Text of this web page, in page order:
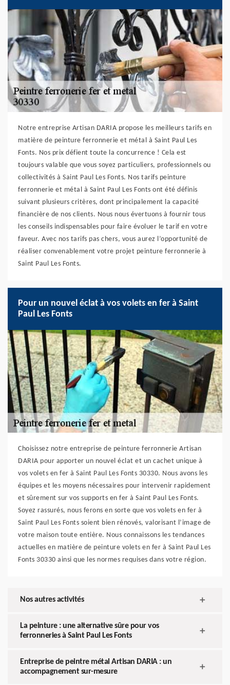
Notre entreprise Artisan DARIA propose les meilleurs tarifs en
matière de peinture ferronnerie et métal à Saint Paul Les
Fonts. Nos prix défient toute la concurrence ! Cela est
toujours valable que vous soyez particuliers, professionnels ou
collectivités à Saint Paul Les Fonts. Nos tarifs peinture
ferronnerie et métal à Saint Paul Les Fonts ont été définis
suivant plusieurs critères, dont principalement la capacité
financière de nos clients. Nous nous évertuons à fournir tous
les conseils indispensables pour faire évoluer le tarif en votre
faveur. Avec nos tarifs pas chers, vous aurez l’opportunité de
réaliser convenablement votre projet peinture ferronnerie à
Saint Paul Les Fonts.
Pour un nouvel éclat à vos volets en fer à Saint
Paul Les Fonts
Choisissez notre entreprise de peinture ferronnerie Artisan
DARIA pour apporter un nouvel éclat et un cachet unique à
vos volets en fer à Saint Paul Les Fonts 30330. Nous avons les
équipes et les moyens nécessaires pour intervenir rapidement
et sûrement sur vos supports en fer à Saint Paul Les Fonts.
Soyez rassurés, nous ferons en sorte que vos volets en fer à
Saint Paul Les Fonts soient bien rénovés, valorisant l’image de
votre maison toute entière. Nous connaissons les tendances
actuelles en matière de peinture volets en fer à Saint Paul Les
Fonts 30330 ainsi que les normes requises dans votre région.
Nos autres activités
La peinture : une alternative sûre pour vos
ferronneries à Saint Paul Les Fonts
Entreprise de peintre métal Artisan DARIA : un
accompagnement sur-mesure